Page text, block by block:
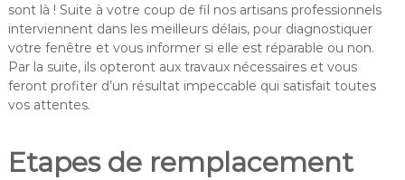
sont là ! Suite à votre coup de fil nos artisans professionnels
interviennent dans les meilleurs délais, pour diagnostiquer
votre fenêtre et vous informer si elle est réparable ou non.
Par la suite, ils opteront aux travaux nécessaires et vous
feront profiter d’un résultat impeccable qui satisfait toutes
vos attentes.
Etapes de remplacement